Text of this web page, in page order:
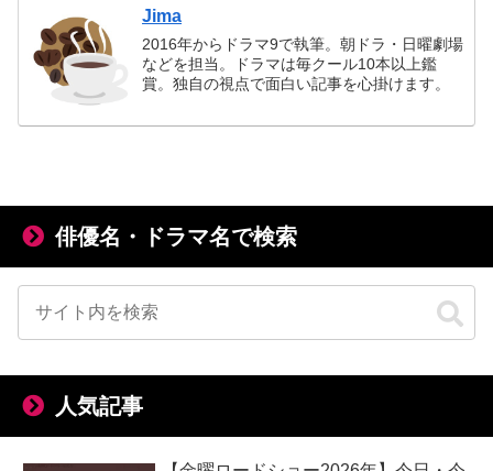
Jima
2016年からドラマ9で執筆。朝ドラ・日曜劇場
などを担当。ドラマは毎クール10本以上鑑
賞。独自の視点で面白い記事を心掛けます。
俳優名・ドラマ名で検索
人気記事